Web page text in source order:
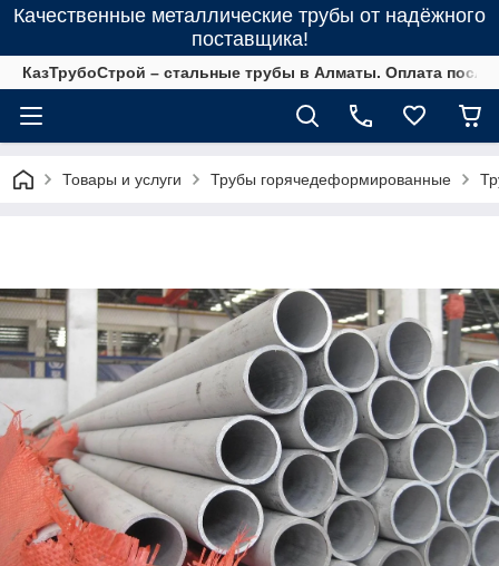
Качественные металлические трубы от надёжного
поставщика!
КазТрубоСтрой – стальные трубы в Алматы. Оплата
Товары и услуги Трубы горячедеформированные